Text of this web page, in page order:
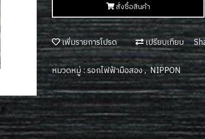
สั่งซื้อสินค้า
เพิ่มรายการโปรด เปรียบเทียบ
หมวดหมู่ :รอกไฟฟ้ามือสอง,NIPPON